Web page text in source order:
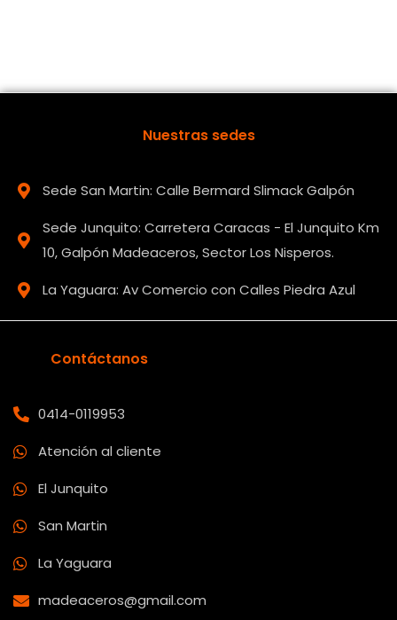
Contáctanos
0414-0119953
Atención al cliente
El Junquito
San Martin
La Yaguara
madeaceros@gmail.com
Nuestras sedes
Sede San Martin: Calle Bermard Slimack Galpón
Sede Junquito: Carretera Caracas - El Junquito Km
10, Galpón Madeaceros, Sector Los Nisperos.
La Yaguara: Av Comercio con Calles Piedra Azul